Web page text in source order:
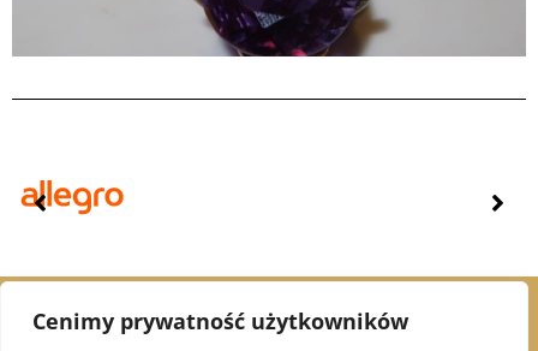
Cenimy prywatność użytkowników
© 2021 Alex Jubiler